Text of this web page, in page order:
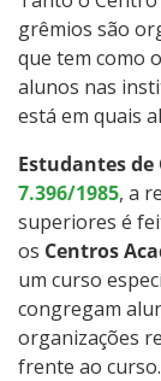
Bibliotecas
Intercâmbio
grêmios são
que tem como
alunos nas
está em quais
Estudantes de
7.396/1985, a
superiores é
os Centros
um curso
congregam
organizações
frente ao curso.